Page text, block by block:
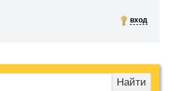
вход
Найти